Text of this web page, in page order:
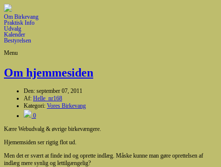
Om Birkevang
Praktisk Info
Udvalg
Kalender
Bestyrelsen
Menu
Om hjemmesiden
Den: september 07, 2011
Af: Helle_nr168
Kategori: Vores Birkevang
0
Kære Webudvalg & øvrige birkevængere.
Hjememsiden ser rigtig flot ud.
Men det er svært at finde ind og oprette indlæg. Måske kunne man gøre oprettelsen af
indlæg mere synlig og lettilgængelig?